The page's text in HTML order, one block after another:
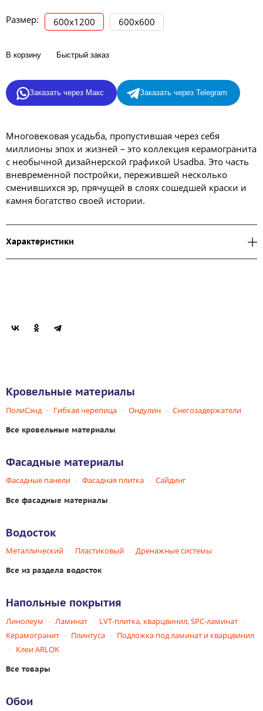
Размер: 600х1200 600х600
В корзину Быстрый заказ
Заказать через Макс Заказать через Telegram
Многовековая усадьба, пропустившая через себя
миллионы эпох и жизней – это коллекция керамогранита
с необычной дизайнерской графикой Usadba. Это часть
вневременной постройки, пережившей несколько
сменившихся эр, прячущей в слоях сошедшей краски и
камня богатство своей истории.
Характеристики
Кровельные материалы
ПолиСэнд Гибкая черепица Ондулин Снегозадержатели
Все кровельные материалы
Фасадные материалы
Фасадные панели Фасадная плитка Сайдинг
Все фасадные материалы
Водосток
Металлический Пластиковый Дренажные системы
Все из раздела водосток
Напольные покрытия
Линолеум Ламинат
LVT-плитка, кварцвинил, SPC-ламинат
Керамогранит
Плинтуса
Подложка под ламинат и кварцвинил
Клеи ARLOK
Все товары
Обои